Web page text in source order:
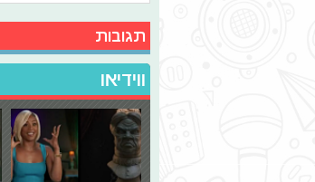
תגובות
ווידיאו